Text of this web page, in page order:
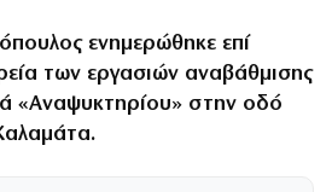
ενημερώθηκε επί
των εργασιών αναβάθμισης
«Αναψυκτηρίου» στην οδό